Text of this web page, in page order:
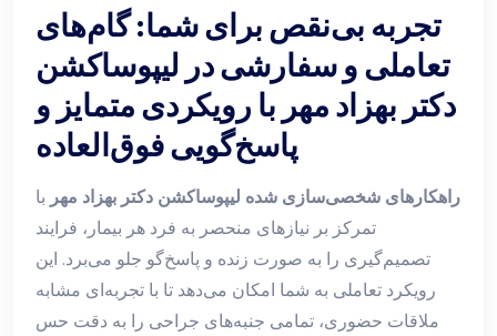
تجربه بی‌نقص برای شما: گام‌های
تعاملی و سفارشی در لیپوساکشن
دکتر بهزاد مهر با رویکردی متمایز و
پاسخ‌گویی فوق‌العاده
راهکارهای شخصی‌سازی شده لیپوساکشن دکتر بهزاد مهر با
تمرکز بر نیازهای منحصر به فرد هر بیمار، فرایند
تصمیم‌گیری را به صورت زنده و پاسخ‌گو جلو می‌برد. این
رویکرد تعاملی به شما امکان می‌دهد تا با تجربه‌ای مشابه
ملاقات حضوری، تمامی جنبه‌های جراحی را به دقت حس